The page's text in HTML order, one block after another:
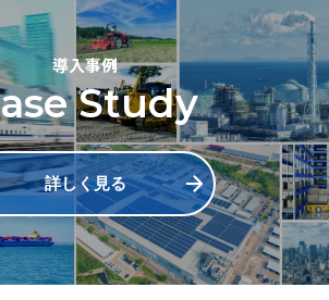
導入事例
Study
詳しく見る